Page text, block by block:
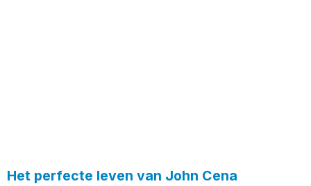
Het perfecte leven van John Cena